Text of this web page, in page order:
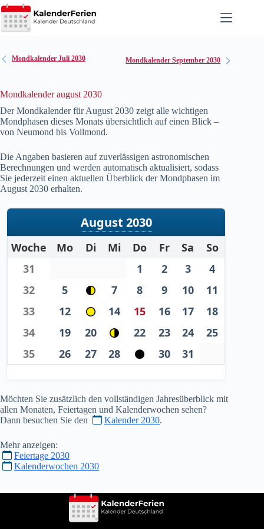
Zum
Inhalt
springen
Mondkalender Juli 2030 Mondkalender September 2030
Mondkalender august 2030
Der Mondkalender für August 2030 zeigt alle wichtigen
Mondphasen dieses Monats übersichtlich auf einen Blick –
von Neumond bis Vollmond.
Die Angaben basieren auf zuverlässigen astronomischen
Berechnungen und werden automatisch aktualisiert, sodass
Sie jederzeit einen aktuellen Überblick der Mondphasen im
August 2030 erhalten.
August 2030
Woche Mo Di Mi Do Fr Sa
So
31
1 2 3
4
32
5 7 8 9 10
11
33
12 14 15 16 17
18
34
19 20 22 23 24
25
35
26 27 28 30 31
Möchten Sie zusätzlich den vollständigen Jahresüberblick mit
allen Monaten, Feiertagen und Kalenderwochen sehen?
Dann besuchen Sie den
Kalender 2030.
Mehr anzeigen:
Feiertage 2030
Kalenderwochen 2030